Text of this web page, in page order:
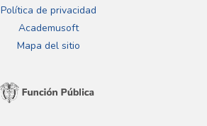
Política de privacidad
Academusoft
Mapa del sitio